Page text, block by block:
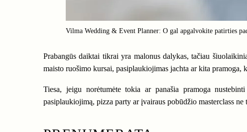
Vilma Wedding & Event Planner: O gal apgalvokite patirties
Prabangūs daiktai tikrai yra malonus dalykas, tačiau
maisto ruošimo kursai, pasiplaukiojimas jachta ar kita
Tiesa, jeigu norėtumėte tokia ar panašia pramoga
pasiplaukiojimą, pizza party ar įvairaus pobūdžio masterclass